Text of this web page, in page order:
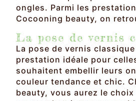
ongles. Parmi les
Cocooning beauty, on
La pose de vernis
La pose de vernis
prestation idéale pour
souhaitent embellir leurs
couleur tendance et chic.
beauty, vous aurez le